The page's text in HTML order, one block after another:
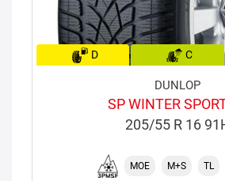
D C
DUNLOP
SP WINTER
205/55 R 16
MOE M+S TL